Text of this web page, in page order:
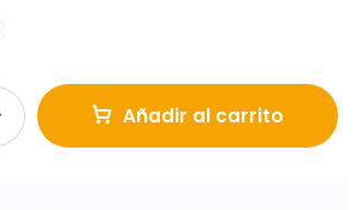
Añadir al carrito